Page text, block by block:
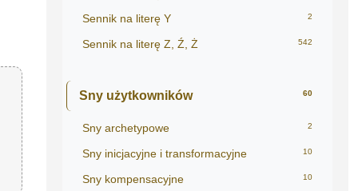
Sennik na literę Y 2
Sennik na literę Z, Ź, Ż 542
Sny użytkowników 60
Sny archetypowe 2
Sny inicjacyjne i transformacyjne 10
Sny kompensacyjne 10